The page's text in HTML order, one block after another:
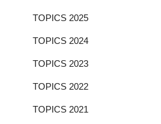
TOPICS 2025
TOPICS 2024
TOPICS 2023
TOPICS 2022
TOPICS 2021